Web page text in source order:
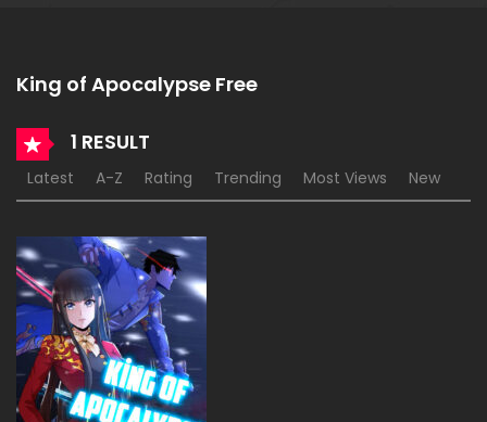
King of Apocalypse Free
1 RESULT
Latest A-Z Rating Trending Most Views New